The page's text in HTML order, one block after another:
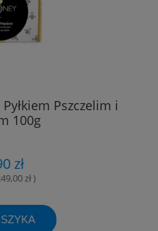
Pyłkiem Pszczelim i
100g
zł
zł )